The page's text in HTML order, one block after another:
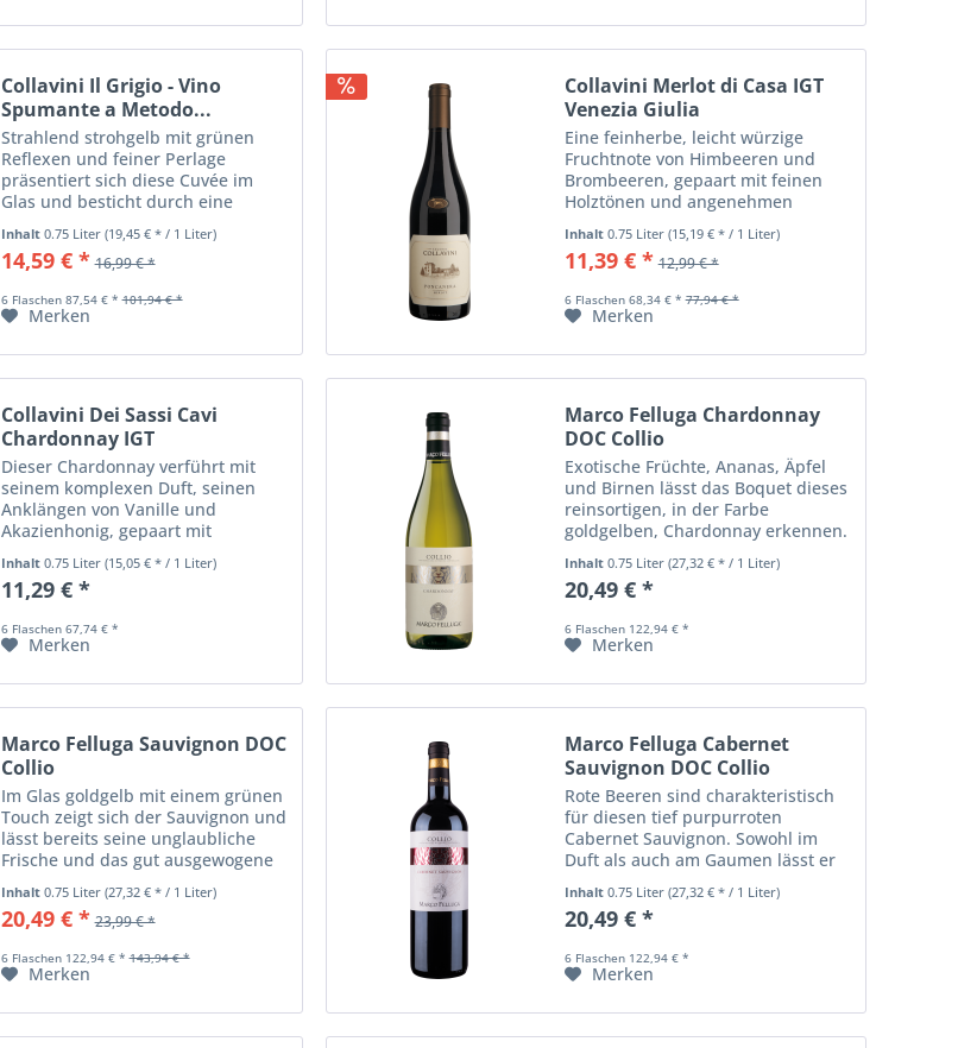
Collavini Il Grigio - Vino
Spumante a Metodo...
Strahlend strohgelb mit grünen
Reflexen und feiner Perlage
präsentiert sich diese Cuvée im
Glas und besticht durch eine
Aromenpalette von Äpfeln, Birnen
und einem Hauch von Zitrone.
Inhalt 0.75 Liter (19,45 € * / 1 Liter)
14,59 € * 16,99 € *
6 Flaschen 87,54 € * 101,94 € *
Merken
Collavini Merlot di Casa IGT
Venezia Giulia
Eine feinherbe, leicht würzige
Fruchtnote von Himbeeren und
Brombeeren, gepaart mit feinen
Holztönen und angenehmen
Röstnoten prägen den im Barrique
gereiften Merlot di Casa. Bereits
jetzt ein Trinkgenuss!
Inhalt 0.75 Liter (15,19 € * / 1 Liter)
11,39 € * 12,99 € *
6 Flaschen 68,34 € * 77,94 € *
Merken
Collavini Dei Sassi Cavi
Chardonnay IGT
Dieser Chardonnay verführt mit
seinem komplexen Duft, seinen
Anklängen von Vanille und
Akazienhonig, gepaart mit
blumigen Noten. Er ist ausgewogen
im Geschmack, mit fein-fruchtiger
Säure, üppiger Frucht und
Inhalt 0.75 Liter (15,05 € * / 1 Liter)
11,29 € *
6 Flaschen 67,74 € *
Merken
Marco Felluga Chardonnay
DOC Collio
Exotische Früchte, Ananas, Äpfel
und Birnen lässt das Boquet dieses
reinsortigen, in der Farbe
goldgelben, Chardonnay erkennen.
Auch am Gaumen dominiert die
Frucht und findet dort zu einer
schönen Balance von Frische und
Inhalt 0.75 Liter (27,32 € * / 1 Liter)
20,49 € *
6 Flaschen 122,94 € *
Merken
Marco Felluga Sauvignon DOC
Collio
Im Glas goldgelb mit einem grünen
Touch zeigt sich der Sauvignon und
lässt bereits seine unglaubliche
Frische und das gut ausgewogene
Säurespiel erahnen. Er verwöhnt
mit würzigen Aromen von Salbei,
Pfeffer und Holunderbeeren, einer
Inhalt 0.75 Liter (27,32 € * / 1 Liter)
20,49 € * 23,99 € *
6 Flaschen 122,94 € * 143,94 € *
Merken
Marco Felluga Cabernet
Sauvignon DOC Collio
Rote Beeren sind charakteristisch
für diesen tief purpurroten
Cabernet Sauvignon. Sowohl im
Duft als auch am Gaumen lässt er
sie erkennen. Im Abgang verwöhnt
er mit Aromen von Kakao und
Walnüssen sowie einer schönen
Inhalt 0.75 Liter (27,32 € * / 1 Liter)
20,49 € *
6 Flaschen 122,94 € *
Merken